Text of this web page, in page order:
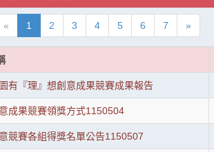
« 1 2 3 4 5 6 7 »
有『理』想創意成果競賽成果報告
成果競賽領獎方式1150504
競賽各組得獎名單公告1150507